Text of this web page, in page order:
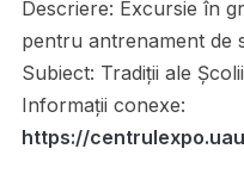
Descriere: Excursie în
pentru antrenament de
Subiect: Tradiții ale
Informații conexe:
https://